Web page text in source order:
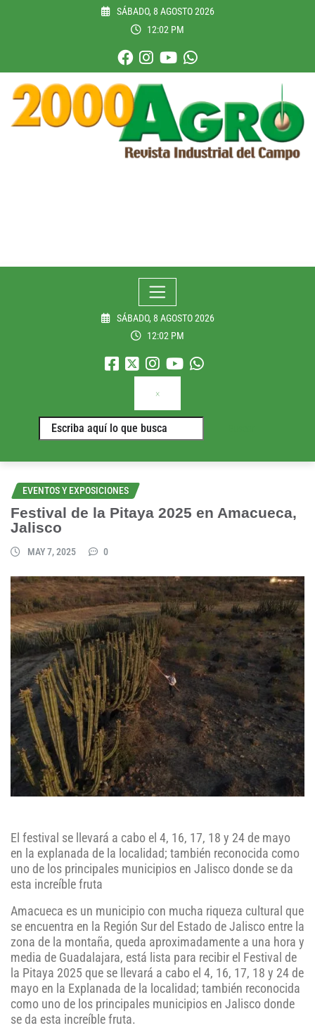
SÁBADO, 8 AGOSTO 2026
12:02 PM
SÁBADO, 8 AGOSTO 2026
12:02 PM
×
EVENTOS Y EXPOSICIONES
Festival de la Pitaya 2025 en Amacueca,
Jalisco
MAY 7, 2025 0
El festival se llevará a cabo el 4, 16, 17, 18 y 24 de mayo
en la explanada de la localidad; también reconocida como
uno de los principales municipios en Jalisco donde se da
esta increíble fruta
Amacueca es un municipio con mucha riqueza cultural que
se encuentra en la Región Sur del Estado de Jalisco entre la
zona de la montaña, queda aproximadamente a una hora y
media de Guadalajara, está lista para recibir el Festival de
la Pitaya 2025 que se llevará a cabo el 4, 16, 17, 18 y 24 de
mayo en la Explanada de la localidad; también reconocida
como uno de los principales municipios en Jalisco donde
se da esta increíble fruta.